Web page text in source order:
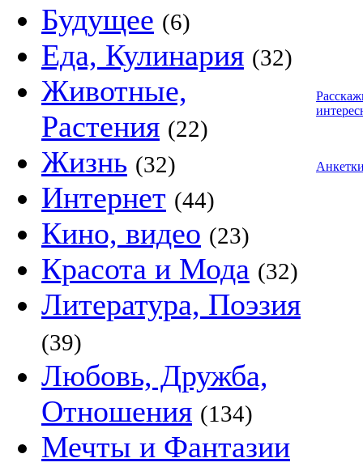
Будущее (6)
Еда, Кулинария (32)
Животные,
Растения (22)
Жизнь (32)
Интернет (44)
Кино, видео (23)
Красота и Мода (32)
Литература, Поэзия
(39)
Любовь, Дружба,
Отношения (134)
Мечты и Фантазии